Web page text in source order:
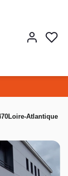
Atlantique